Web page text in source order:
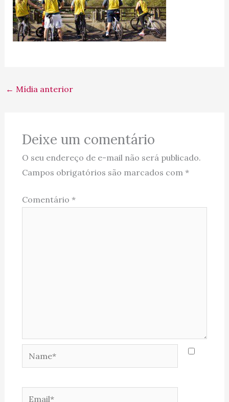
← Mídia anterior
Deixe um comentário
O seu endereço de e-mail não será publicado.
Campos obrigatórios são marcados com *
Comentário *
Name*
Email*